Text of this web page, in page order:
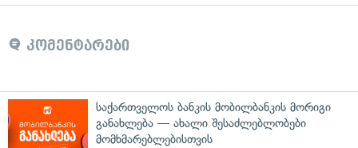
კომენტარები
საქართველოს ბანკის მობილბანკის მორიგი
განახლება — ახალი შესაძლებლობები
მომხმარებლებისთვის